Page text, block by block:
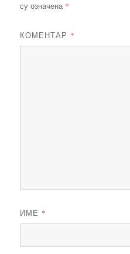
су означена *
КОМЕНТАР *
ИМЕ *